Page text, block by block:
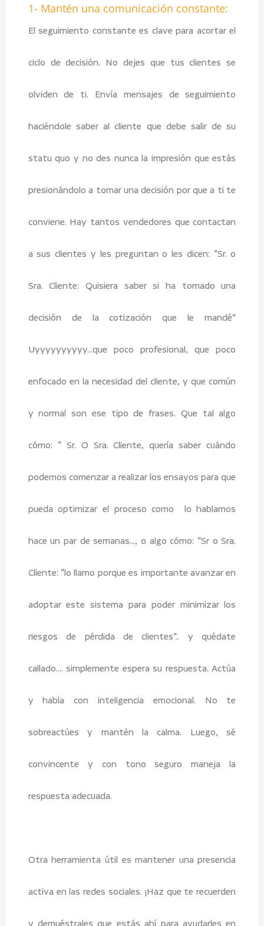
1- Mantén una comunicación constante:
El seguimiento constante es clave para acortar el
ciclo de decisión. No dejes que tus clientes se
olviden de ti. Envía mensajes de seguimiento
haciéndole saber al cliente que debe salir de su
statu quo y no des nunca la impresión que estás
presionándolo a tomar una decisión por que a ti te
conviene. Hay tantos vendedores que contactan
a sus clientes y les preguntan o les dicen: “Sr. o
Sra. Cliente: Quisiera saber si ha tomado una
decisión de la cotización que le mandé”
Uyyyyyyyyyy…que poco profesional, que poco
enfocado en la necesidad del cliente, y que común
y normal son ese tipo de frases. Que tal algo
cómo: “ Sr. O Sra. Cliente, quería saber cuándo
podemos comenzar a realizar los ensayos para que
pueda optimizar el proceso como lo hablamos
hace un par de semanas…, o algo cómo: “Sr o Sra.
Cliente: “lo llamo porque es importante avanzar en
adoptar este sistema para poder minimizar los
riesgos de pérdida de clientes”.. y quédate
callado…. simplemente espera su respuesta. Actúa
y habla con inteligencia emocional. No te
sobreactúes y mantén la calma. Luego, sé
convincente y con tono seguro maneja la
respuesta adecuada.
Otra herramienta útil es mantener una presencia
activa en las redes sociales. ¡Haz que te recuerden